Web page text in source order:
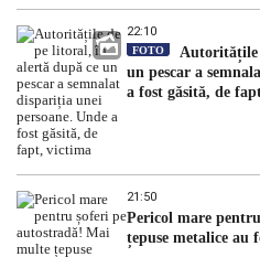
22:10
FOTO
Autoritățile
un pescar a
a fost găsită, de
21:50
Pericol mare
țepuse metalice au